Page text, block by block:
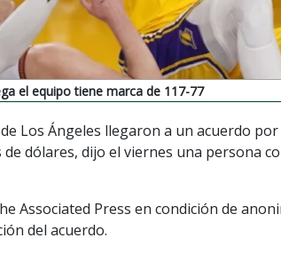
el equipo tiene marca de 117-77
Los Ángeles llegaron a un acuerdo
dólares, dijo el viernes una persona
Associated Press en condición de
del acuerdo.